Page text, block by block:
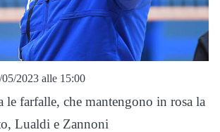
05/2023 alle 15:00
le farfalle, che mantengono in rosa la
Lualdi e Zannoni